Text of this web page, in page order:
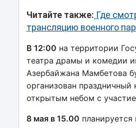
Читайте также: Где
трансляцию военного
В 12:00 на территории
театра драмы и комедии
Азербайжана Мамбетова
организован праздничный
открытым небом с
8 мая в 15.00 планируется